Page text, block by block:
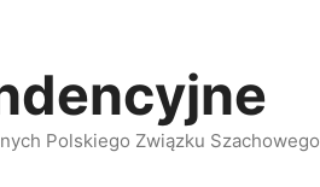
Polskiego Związku Szachowego